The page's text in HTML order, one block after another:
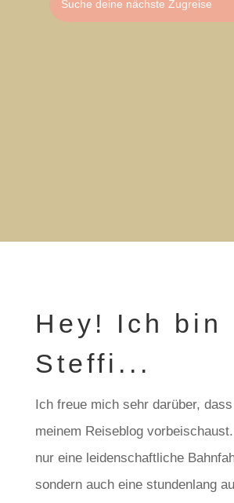
Hey! Ich bin
Steffi...
Ich freue mich sehr darüber,
meinem Reiseblog
nur eine leidenschaftliche
sondern auch eine stundenlang